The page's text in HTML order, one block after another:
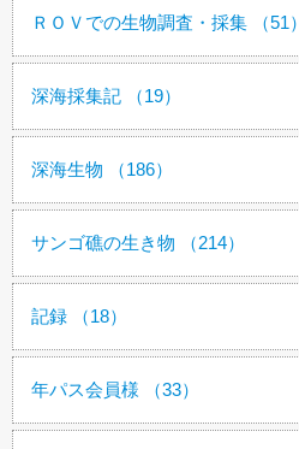
ＲＯＶでの生物調査・採集 （51）
深海採集記 （19）
深海生物 （186）
サンゴ礁の生き物 （214）
記録 （18）
年パス会員様 （33）